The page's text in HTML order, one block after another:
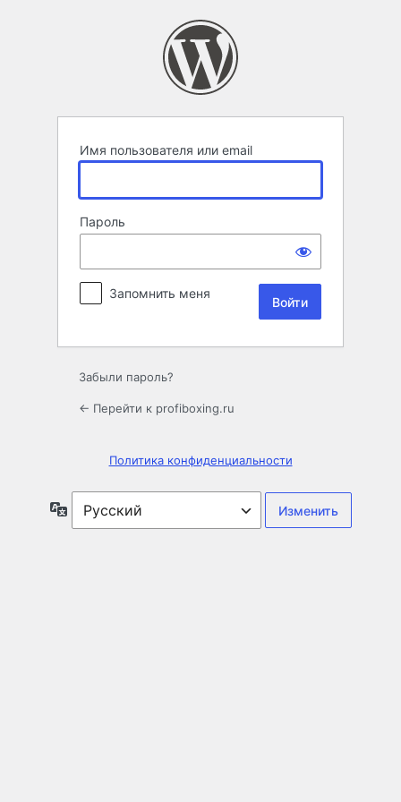
Имя пользователя или email
Пароль
Запомнить меня
Забыли пароль?
← Перейти к profiboxing.ru
Политика конфиденциальности
Язык